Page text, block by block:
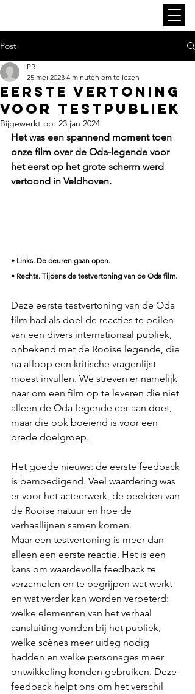
Post
Eerste vertoning
voor testpubliek
PR
25 mei 2023 4 minuten om te lezen
Bijgewerkt op: 23 jan 2024
Het was een spannend moment toen
onze film over de Oda-legende voor
het eerst op het grote scherm werd
vertoond in Veldhoven.
• Links. De deuren gaan open.
• Rechts. Tijdens de testvertoning van de Oda film.
Deze eerste testvertoning van de Oda
film had als doel de reacties te peilen
van een divers internationaal publiek,
onbekend met de Rooise legende, die
na afloop een kritische vragenlijst
moest invullen. We streven er namelijk
naar om een film op te leveren die niet
alleen de Oda-legende eer aan doet,
maar die ook boeiend is voor een
brede doelgroep.
Het goede nieuws: de eerste feedback
is bemoedigend. Veel waardering was
er voor het acteerwerk, de beelden van
de Rooise natuur en hoe de
verhaallijnen samen komen.
Maar een testvertoning is meer dan
alleen een eerste reactie. Het is een
kans om waardevolle feedback te
verzamelen en te begrijpen wat werkt
en wat verder kan worden verbeterd:
welke elementen van het verhaal
aansluiting vonden bij het publiek,
welke scènes meer uitleg nodig
hadden en welke personages meer
ontwikkeling konden gebruiken. Deze
feedback helpt ons om het verschil